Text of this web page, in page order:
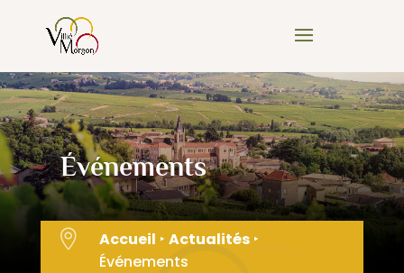
content
Événements
 Accueil ‣ Actualités‣
Événements